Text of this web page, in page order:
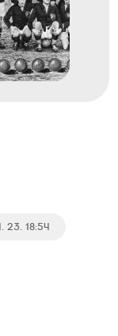
23. 18:54